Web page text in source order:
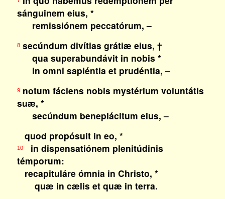
sánguinem eius, *
remissiónem peccatórum, –
8secúndum divítias grátiæ eius, †
qua superabundávit in nobis *
in omni sapiéntia et prudéntia, –
9notum fáciens nobis mystérium voluntátis
suæ, *
secúndum beneplácitum eius, –
quod propósuit in eo, *
10in dispensatiónem plenitúdinis
témporum:
recapituláre ómnia in Christo, *
quæ in cælis et quæ in terra.